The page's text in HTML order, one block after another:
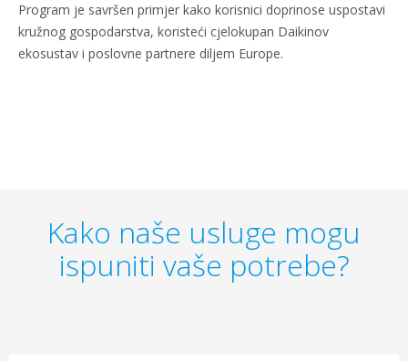
Program je savršen primjer kako korisnici doprinose uspostavi
kružnog gospodarstva, koristeći cjelokupan Daikinov
ekosustav i poslovne partnere diljem Europe.
Kako naše usluge mogu
ispuniti vaše potrebe?